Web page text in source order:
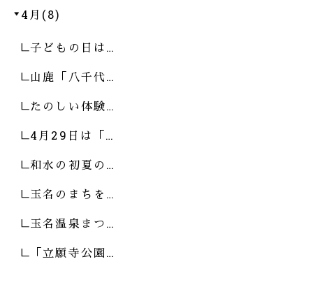
4月(8)
子どもの日は…
山鹿「八千代…
たのしい体験…
4月29日は「…
和水の初夏の…
玉名のまちを…
玉名温泉まつ…
「立願寺公園…